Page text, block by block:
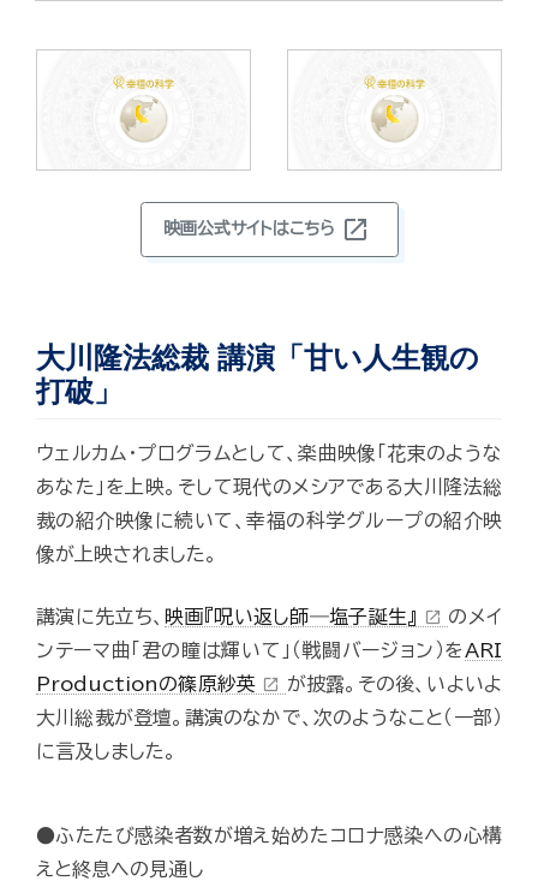
映画公式サイトはこちら open_in_new
大川隆法総裁 講演「甘い人生観の
打破」
ウェルカム・プログラムとして、楽曲映像「花束のような
あなた」を上映。そして現代のメシアである大川隆法総
裁の紹介映像に続いて、幸福の科学グループの紹介映
像が上映されました。
講演に先立ち、 映画『呪い返し師―塩子誕生』 open_in_new のメイ
ンテーマ曲「君の瞳は輝いて」（戦闘バージョン）をARI
Productionの篠原紗英 open_in_new が披露。その後、いよいよ
大川総裁が登壇。講演のなかで、次のようなこと（一部）
に言及しました。
●ふたたび感染者数が増え始めたコロナ感染への心構
えと終息への見通し